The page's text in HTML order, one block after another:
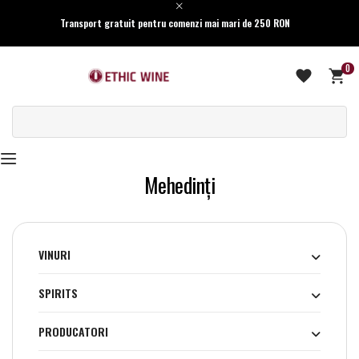
Transport gratuit pentru comenzi mai mari de 250 RON
0
Mehedinţi
VINURI
SPIRITS
PRODUCATORI